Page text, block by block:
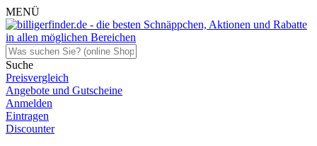
MENÜ
Suche
Preisvergleich
Angebote und Gutscheine
Anmelden
Eintragen
Discounter